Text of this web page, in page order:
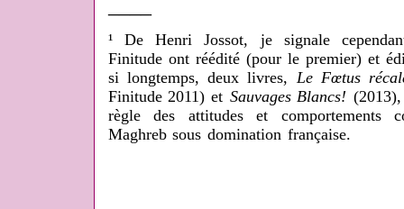
¹ De Henri Jossot, je signale
Finitude ont réédité (pour le premier) et
si longtemps, deux livres, Le Fœtus
Finitude 2011) et Sauvages Blancs!
règle des attitudes et comportements
Maghreb sous domination française.